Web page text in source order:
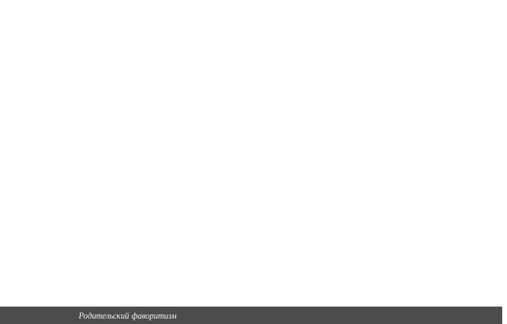
Родительский фаворитизм